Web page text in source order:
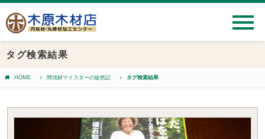
タグ検索結果
HOME 間伐材マイスターの徒然記 タグ検索結果